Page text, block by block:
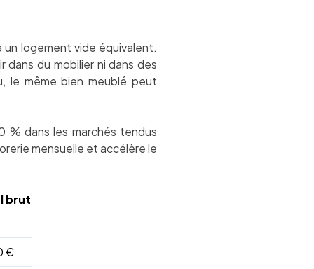
logement vide équivalent.
dans du mobilier ni dans des
le même bien meublé peut
% dans les marchés tendus
mensuelle et accélère le
brut
€